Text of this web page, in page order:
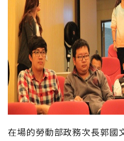
在場的勞動部政務次長郭國